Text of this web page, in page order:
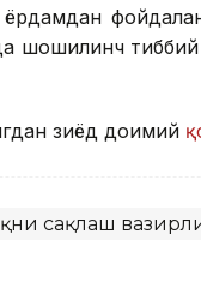
шошилинч
зиёд доимий
сақлаш